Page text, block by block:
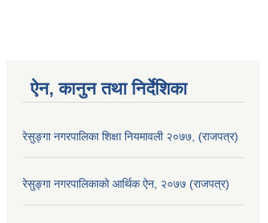
ऐन, कानुन तथा निर्देशिका
रेसुङ्गा नगरपालिका शिक्षा नियमावली २०७७, (राजपत्र)
रेसुङ्गा नगरपालिकाको आर्थिक ऐन, २०७७ (राजपत्र)